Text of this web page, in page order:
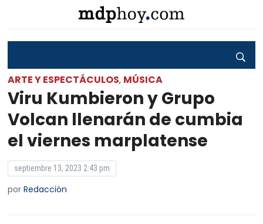
ARTE Y ESPECTÁCULOS, MÚSICA
Viru Kumbieron y Grupo
Volcan llenarán de cumbia
el viernes marplatense
septiembre 13, 2023 2:43 pm
porRedacción